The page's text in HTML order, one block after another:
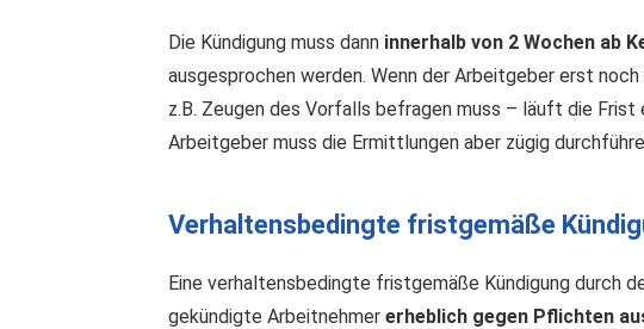
Die Kündigung muss dann innerhalb von 2 Wochen ab
ausgesprochen werden. Wenn der Arbeitgeber erst
z.B. Zeugen des Vorfalls befragen muss – läuft die
Arbeitgeber muss die Ermittlungen aber zügig
Verhaltensbedingte fristgemäße
Eine verhaltensbedingte fristgemäße Kündigung durch
gekündigte Arbeitnehmer erheblich gegen Pflichten